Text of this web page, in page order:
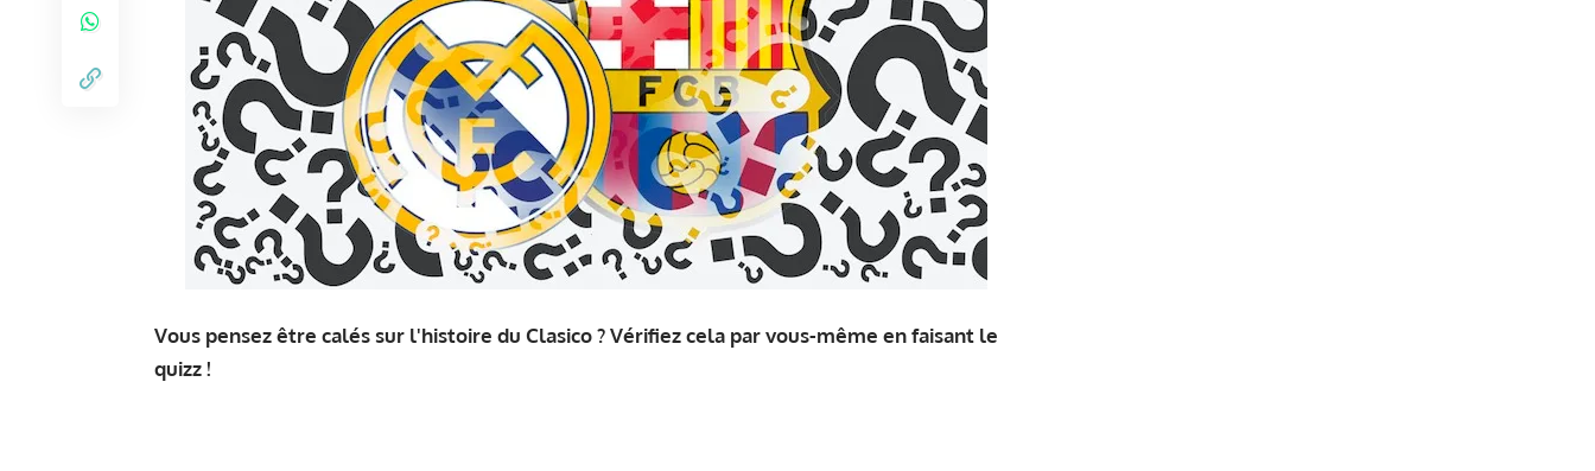
Vous pensez être calés sur l'histoire du Clasico ? Vérifiez cela par vous-même en faisant le
quizz !